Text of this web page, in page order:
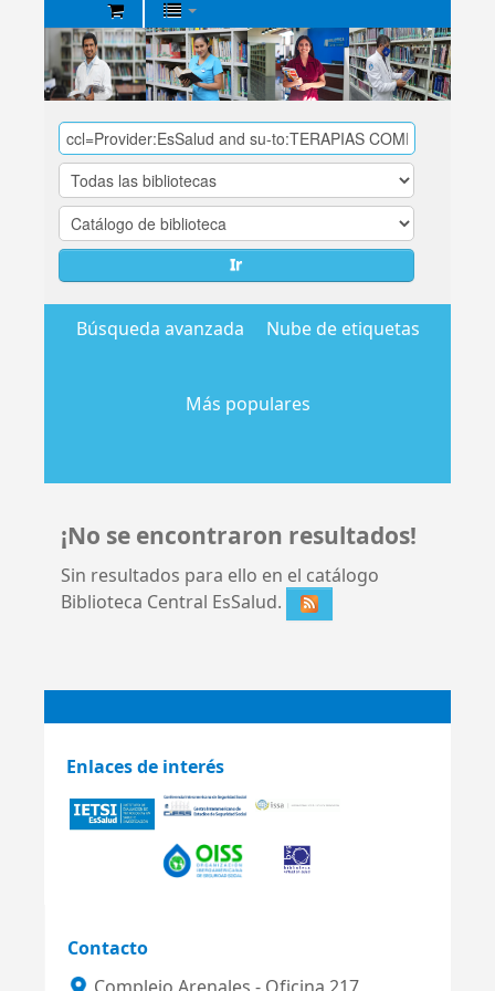
Biblioteca
Central
EsSalud
Ir
Búsqueda avanzada Nube de etiquetas
Más populares
¡No se encontraron resultados!
Sin resultados para ello en el catálogo
Biblioteca Central EsSalud.
Enlaces de interés
Contacto